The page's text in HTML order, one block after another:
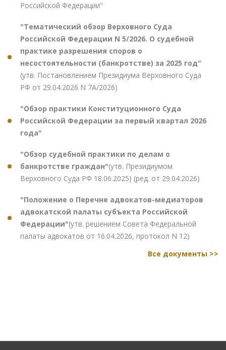
Российской Федерации"
"Тематический обзор Верховного Суда
Российской Федерации N 5/2026. О судебной
практике разрешения споров о
несостоятельности (банкротстве) за 2025 год"
(утв. Постановлением Президиума Верховного Суда
РФ от 29.04.2026 N 7А/2026)
"Обзор практики Конституционного Суда
Российской Федерации за первый квартал 2026
года"
"Обзор судебной практики по делам о
банкротстве граждан"(утв. Президиумом
Верховного Суда РФ 18.06.2025) (ред. от 29.04.2026)
"Положение о Перечне адвокатов-медиаторов
адвокатской палаты субъекта Российской
Федерации"(утв. решением Совета Федеральной
палаты адвокатов от 16.04.2026, протокол N 12)
Все документы >>